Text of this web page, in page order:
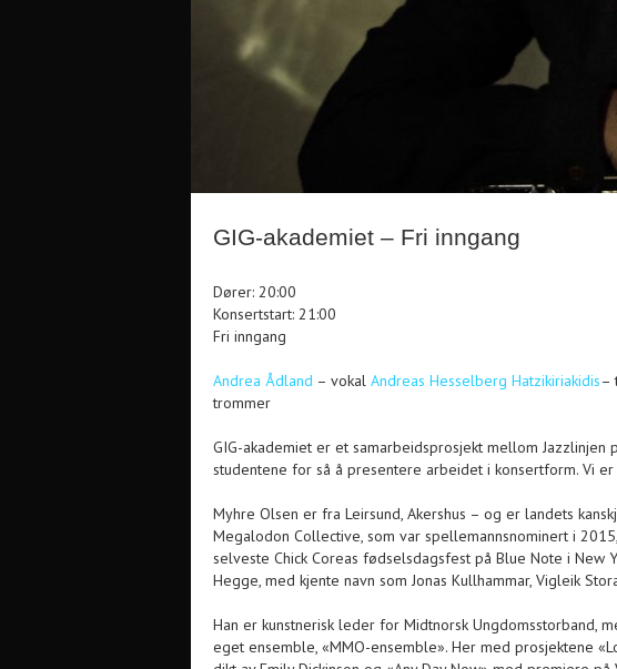
GIG-akademiet – Fri inngang
Dører: 20:00
Konsertstart: 21:00
Fri inngang
Andrea Ådland – vokal Andreas Hesselberg Hatzikiriakidis–
trommer
GIG-akademiet er et samarbeidsprosjekt mellom
studentene for så å presentere arbeidet i konsertform. Vi
Myhre Olsen er fra Leirsund, Akershus – og er landets
Megalodon Collective, som var spellemannsnominert i
selveste Chick Coreas fødselsdagsfest på Blue Note i New
Hegge, med kjente navn som Jonas Kullhammar, Vigleik
Han er kunstnerisk leder for Midtnorsk Ungdomsstorband,
eget ensemble, «MMO-ensemble». Her med prosjektene